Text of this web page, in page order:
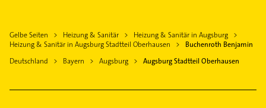
Pfersee
Gessertshausen
Rohrreinigung
Maler
Bauunternehmen
Physiotherapie
Hausarzt
Gelbe Seiten Heizung & Sanitär
Heizung & Sanitär in Augsburg
Heizung & Sanitär in Augsburg Stadtteil Oberhausen
Buchenroth Benjamin
Deutschland
Bayern Augsburg Augsburg Stadtteil Oberhausen